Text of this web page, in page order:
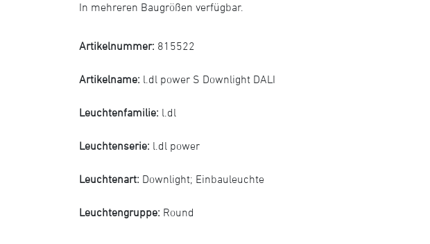
In mehreren Baugrößen verfügbar.
Artikelnummer: 815522
Artikelname: l.dl power S Downlight DALI
Leuchtenfamilie: l.dl
Leuchtenserie: l.dl power
Leuchtenart: Downlight; Einbauleuchte
Leuchtengruppe: Round